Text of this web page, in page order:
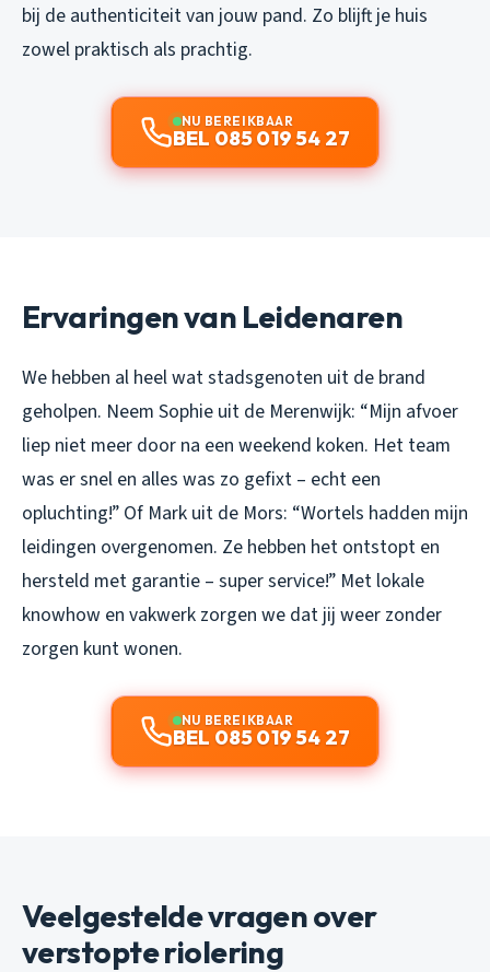
bij de authenticiteit van jouw pand. Zo blijft je huis
zowel praktisch als prachtig.
NU BEREIKBAAR
BEL 085 019 54 27
Ervaringen van Leidenaren
We hebben al heel wat stadsgenoten uit de brand
geholpen. Neem Sophie uit de Merenwijk: “Mijn afvoer
liep niet meer door na een weekend koken. Het team
was er snel en alles was zo gefixt – echt een
opluchting!” Of Mark uit de Mors: “Wortels hadden mijn
leidingen overgenomen. Ze hebben het ontstopt en
hersteld met garantie – super service!” Met lokale
knowhow en vakwerk zorgen we dat jij weer zonder
zorgen kunt wonen.
NU BEREIKBAAR
BEL 085 019 54 27
Veelgestelde vragen over
verstopte riolering